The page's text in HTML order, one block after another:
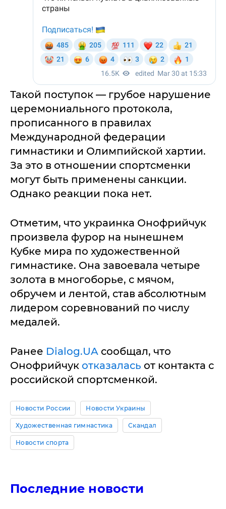
Такой поступок — грубое нарушение
церемониального протокола,
прописанного в правилах
Международной федерации
гимнастики и Олимпийской хартии.
За это в отношении спортсменки
могут быть применены санкции.
Однако реакции пока нет.
Отметим, что украинка Онофрийчук
произвела фурор на нынешнем
Кубке мира по художественной
гимнастике. Она завоевала четыре
золота в многоборье, с мячом,
обручем и лентой, став абсолютным
лидером соревнований по числу
медалей.
Ранее Dialog.UA сообщал, что
Онофрийчук отказалась от контакта с
российской спортсменкой.
Новости России Новости Украины
Художественная гимнастика Скандал
Новости спорта
Последние новости